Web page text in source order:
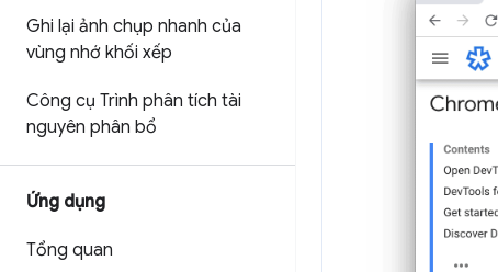
Ghi lại ảnh chụp nhanh của
vùng nhớ khối xếp
Công cụ Trình phân tích tài
nguyên phân bổ
Ứng dụng
Tổng quan